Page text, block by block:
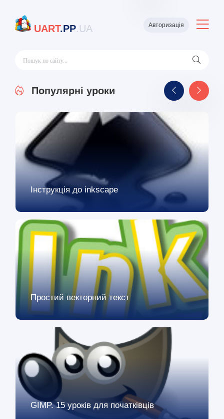
UART.PP.UA Авторизація
Популярні уроки
Інструкція до inkscape
Простий векторний текст
GIMP. 15 уроків для початківців